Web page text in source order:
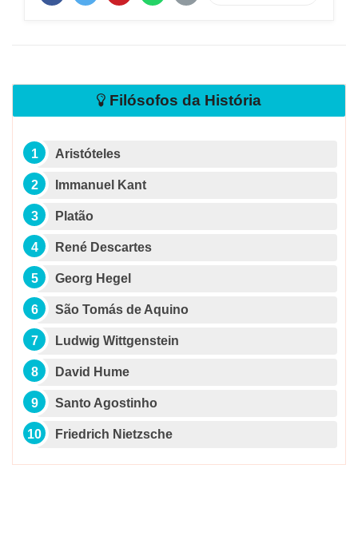
Filósofos da História
Aristóteles
Immanuel Kant
Platão
René Descartes
Georg Hegel
São Tomás de Aquino
Ludwig Wittgenstein
David Hume
Santo Agostinho
Friedrich Nietzsche